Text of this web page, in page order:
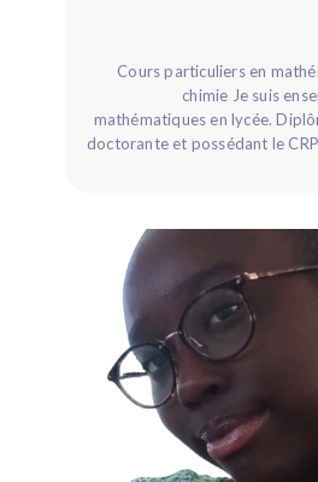
Cours particuliers en mathématiques-physique
chimie Je suis
mathématiques en lycée.
doctorante et possédant le